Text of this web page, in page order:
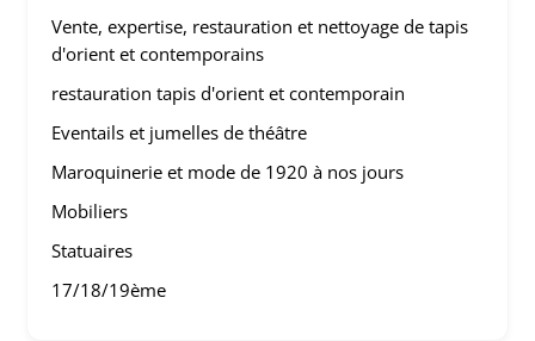
Vente, expertise, restauration et nettoyage de tapis
d'orient et contemporains
restauration tapis d'orient et contemporain
Eventails et jumelles de théâtre
Maroquinerie et mode de 1920 à nos jours
Mobiliers
Statuaires
17/18/19ème